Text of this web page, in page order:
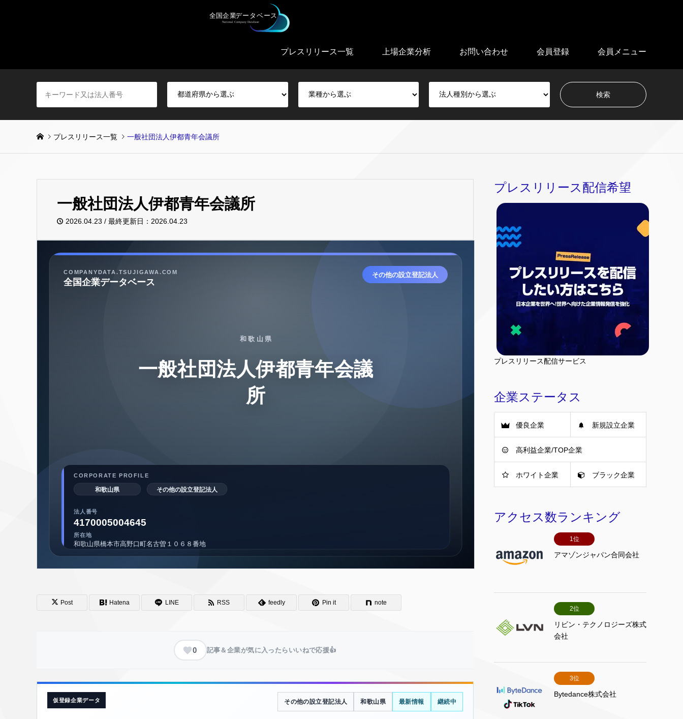
プレスリリース一覧 上場企業分析 お問い合わせ 会員登録 会員メニュー
プレスリリース一覧 一般社団法人伊都青年会議所
一般社団法人伊都青年会議所
2026.04.23 / 最終更新日：2026.04.23
Post Hatena LINE RSS feedly Pin it note
0 記事＆企業が気に入ったらいいねで応援👍
仮登録企業データ その他の設立登記法人 和歌山県 最新情報 継続中
プレスリリース配信希望
プレスリリース配信サービス
企業ステータス
優良企業 新規設立企業
高利益企業/TOP企業
ホワイト企業 ブラック企業
アクセス数ランキング
1位
アマゾンジャパン合同会社
2位
リビン・テクノロジーズ株式
会社
3位
Bytedance株式会社